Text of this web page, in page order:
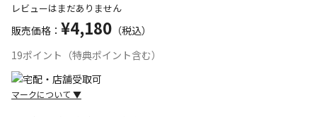
レビューはまだありません
販売価格： ¥4,180 （税込）
19ポイント（特典ポイント含む）
マークについて ▼